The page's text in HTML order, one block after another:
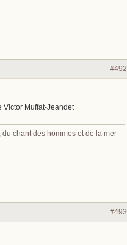
#492
Victor Muffat-Jeandet
chant des hommes et de la mer
#493